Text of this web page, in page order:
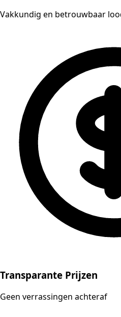
Vakkundig en betrouwbaar
Transparante Prijzen
Geen verrassingen achteraf